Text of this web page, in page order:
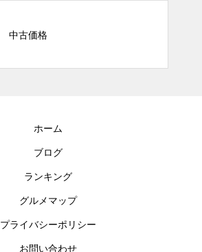
中古価格
ホーム
ブログ
ランキング
グルメマップ
プライバシーポリシー
お問い合わせ